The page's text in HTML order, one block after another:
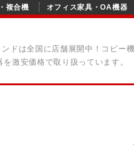
複合機 オフィス家具・OA機器
ドは全国に店舗展開中！コピー
を激安価格で取り扱っています。